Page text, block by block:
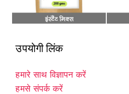
उपयोगी लिंक
हमारे साथ विज्ञापन करें
हमसे संपर्क करें